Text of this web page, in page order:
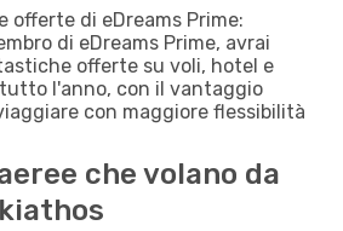
offerte di eDreams Prime:
di eDreams Prime, avrai
offerte su voli, hotel e
l'anno, con il vantaggio
con maggiore flessibilità
che volano da